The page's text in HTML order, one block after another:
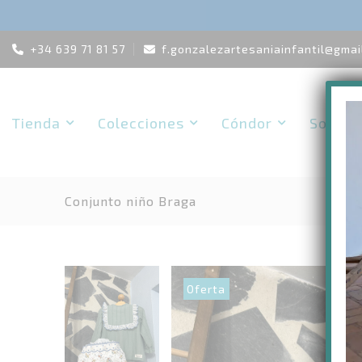
content
+34 639 71 81 57
Tienda Colecciones Cóndor
Conjunto niño Braga
Oferta